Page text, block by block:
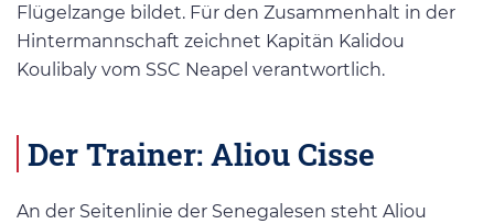
Flügelzange bildet. Für den Zusammenhalt in der
Hintermannschaft zeichnet Kapitän Kalidou
Koulibaly vom SSC Neapel verantwortlich.
Der Trainer: Aliou Cisse
An der Seitenlinie der Senegalesen steht Aliou